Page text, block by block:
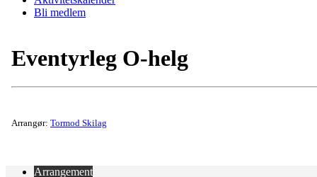
Bli medlem
Eventyrleg O-helg
Arrangør: Tormod Skilag
Arrangement